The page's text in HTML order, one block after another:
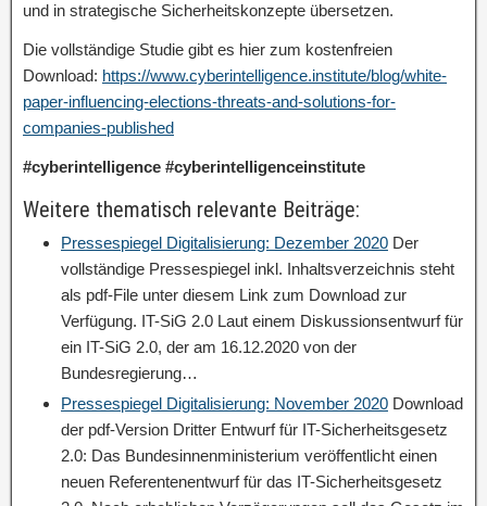
und in strategische Sicherheitskonzepte übersetzen.
Die vollständige Studie gibt es hier zum kostenfreien
Download: https://www.cyberintelligence.institute/blog/white-
paper-influencing-elections-threats-and-solutions-for-
companies-published
#cyberintelligence #cyberintelligenceinstitute
Weitere thematisch relevante Beiträge:
Pressespiegel Digitalisierung: Dezember 2020 Der
vollständige Pressespiegel inkl. Inhaltsverzeichnis steht
als pdf-File unter diesem Link zum Download zur
Verfügung. IT-SiG 2.0 Laut einem Diskussionsentwurf für
ein IT-SiG 2.0, der am 16.12.2020 von der
Bundesregierung…
Pressespiegel Digitalisierung: November 2020 Download
der pdf-Version Dritter Entwurf für IT-Sicherheitsgesetz
2.0: Das Bundesinnenministerium veröffentlicht einen
neuen Referentenentwurf für das IT-Sicherheitsgesetz